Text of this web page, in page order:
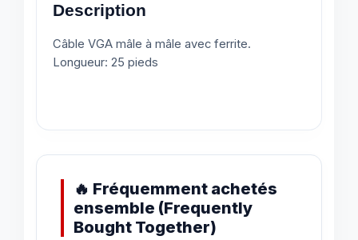
Description
Câble VGA mâle à mâle avec ferrite.
Longueur: 25 pieds
🔥 Fréquemment achetés
ensemble (Frequently
Bought Together)